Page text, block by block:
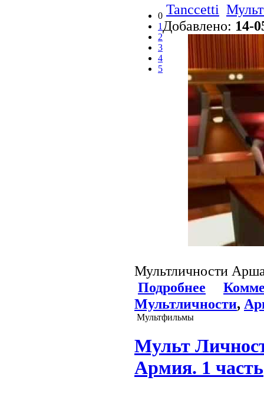
0
1
2
3
4
5
Tanccetti
Добавлено: 14-
Мультличности
Подробнее
Мультличности,
Мультфильмы
Мульт
Армия. 1 часть